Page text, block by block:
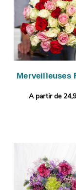
Merveilleuses
A partir de